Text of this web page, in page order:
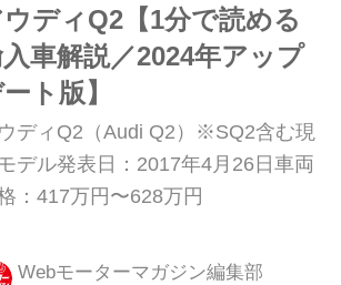
ウディQ2【1分で読める
車解説／2024年アップ
ト版】
ディQ2（Audi Q2）※SQ2含む現
デル発表日：2017年4月26日車両
：417万円〜628万円
Webモーターマガジン編集部